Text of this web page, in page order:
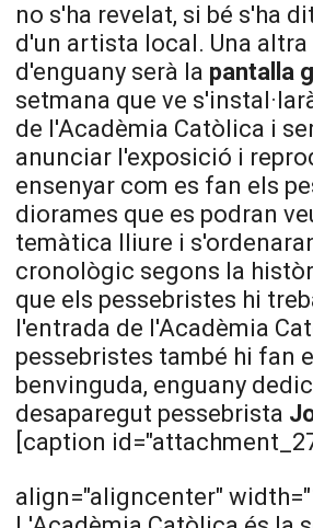
no s'ha revelat, si bé s'ha
d'un artista local. Una
d'enguany serà la pantalla
setmana que ve
de l'Acadèmia Catòlica i
anunciar l'exposició i
ensenyar com es fan els
diorames que es podran
temàtica lliure i
cronològic segons la
que els pessebristes hi
l'entrada de l'Acadèmia
pessebristes també hi fan
benvinguda, enguany
desaparegut pessebrista
[caption
align="aligncenter"